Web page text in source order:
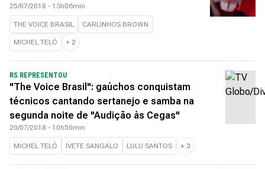
25/07/2018 - 13h06min
THE VOICE BRASIL CARLINHOS BROWN
MICHEL TELÓ + 2
RS REPRESENTOU
"The Voice Brasil": gaúchos conquistam
técnicos cantando sertanejo e samba na
segunda noite de "Audição às Cegas"
20/07/2018 - 10h50min
MICHEL TELÓ IVETE SANGALO LULU SANTOS + 3